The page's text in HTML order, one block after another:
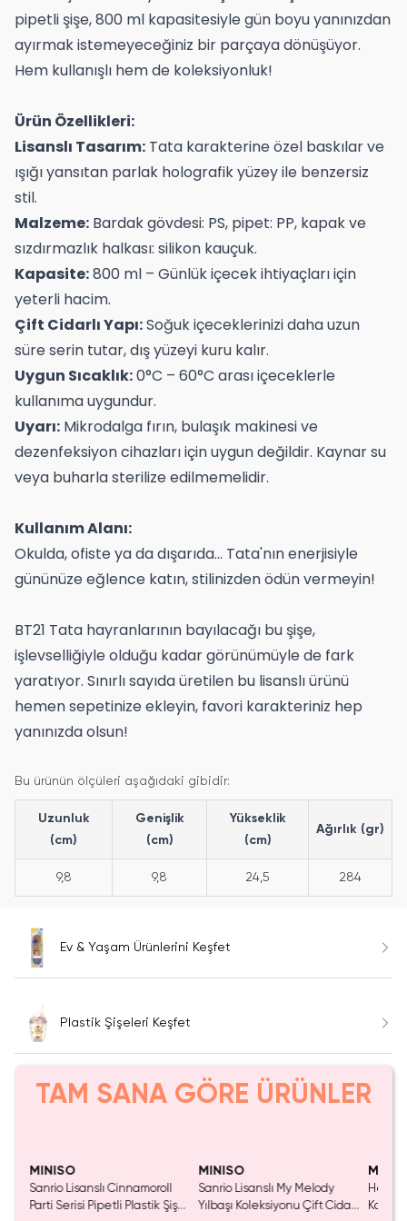
pipetli şişe, 800 ml kapasitesiyle gün boyu yanınızdan
ayırmak istemeyeceğiniz bir parçaya dönüşüyor.
Hem kullanışlı hem de koleksiyonluk!
Ürün Özellikleri:
Lisanslı Tasarım: Tata karakterine özel baskılar ve
ışığı yansıtan parlak holografik yüzey ile benzersiz
stil.
Malzeme: Bardak gövdesi: PS, pipet: PP, kapak ve
sızdırmazlık halkası: silikon kauçuk.
Kapasite:800 ml – Günlük içecek ihtiyaçları için
yeterli hacim.
Çift Cidarlı Yapı:Soğuk içeceklerinizi daha uzun
süre serin tutar, dış yüzeyi kuru kalır.
Uygun Sıcaklık:0°C – 60°C arası içeceklerle
kullanıma uygundur.
Uyarı: Mikrodalga fırın, bulaşık makinesi ve
dezenfeksiyon cihazları için uygun değildir. Kaynar su
veya buharla sterilize edilmemelidir.
Kullanım Alanı:
Okulda, ofiste ya da dışarıda... Tata'nın enerjisiyle
gününüze eğlence katın, stilinizden ödün vermeyin!
BT21 Tata hayranlarının bayılacağı bu şişe,
işlevselliğiyle olduğu kadar görünümüyle de fark
yaratıyor. Sınırlı sayıda üretilen bu lisanslı ürünü
hemen sepetinize ekleyin, favori karakteriniz hep
yanınızda olsun!
Bu ürünün ölçüleri aşağıdaki gibidir:
Uzunluk
(cm)
Genişlik
(cm)
Yükseklik
(cm)
Ağırlık (gr)
9,8 9,8 24,5 284
Ev & Yaşam Ürünlerini Keşfet
Plastik Şişeleri Keşfet
TAM SANA GÖRE ÜRÜNLER
MINISO
Sanrio Lisanslı Cinnamoroll
Parti Serisi Pipetli Plastik Şişe
MINISO
Sanrio Lisanslı My Melody
Yılbaşı Koleksiyonu Çift Cidarlı
Hello